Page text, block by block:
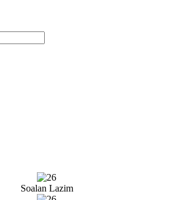
Soalan Lazim